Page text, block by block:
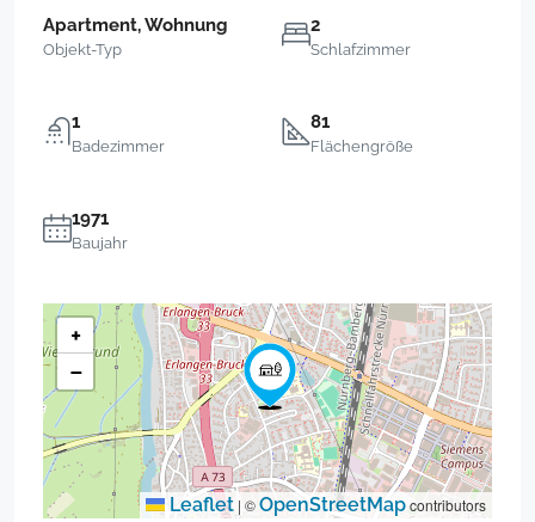
Apartment, Wohnung
Objekt-Typ
2
Schlafzimmer
1
Badezimmer
81
Flächengröße
1971
Baujahr
+
−
Leaflet | ©OpenStreetMapcontributors